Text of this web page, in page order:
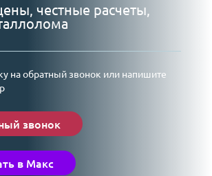
честные расчеты,
на обратный звонок или напишите
звонок
в Макс